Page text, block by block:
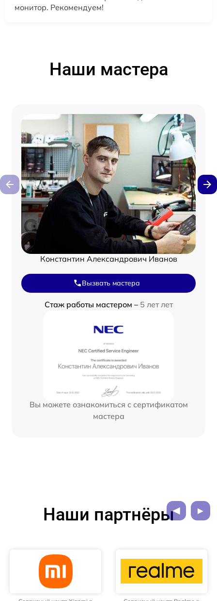
монитор. Рекомендуем!
Наши мастера
Константин Александрович Иванов
Вызвать мастера
Стаж работы мастером – 5 лет лет
Вы можете ознакомиться с сертификатом
мастера
Наши партнёры